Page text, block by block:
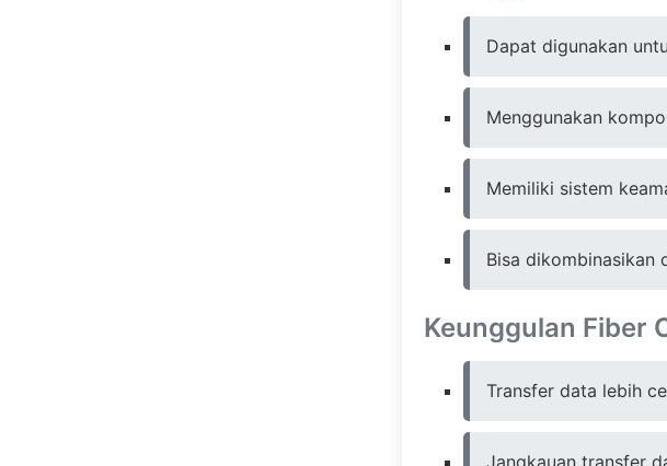
Dapat digunakan
Menggunakan
Memiliki sistem
Bisa dikombinasikan
Keunggulan Fiber
Transfer data lebih
Jangkauan transfer